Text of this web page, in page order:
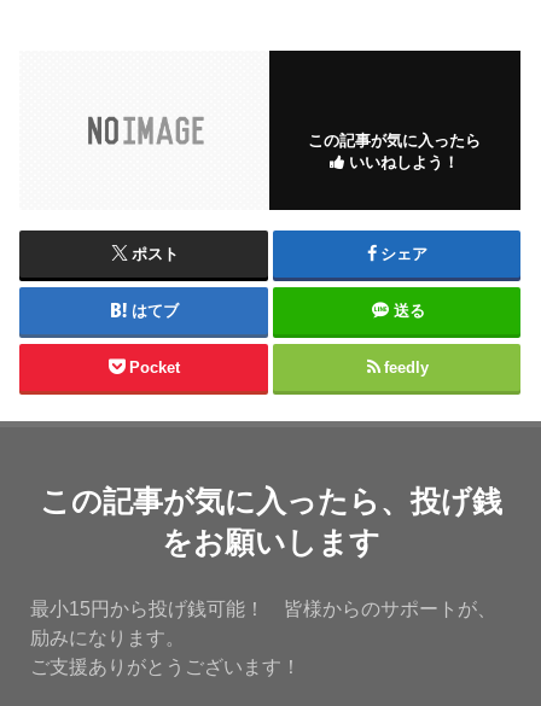
この記事が気に入ったら
いいねしよう！
ポスト シェア
はてブ 送る
Pocket feedly
この記事が気に入ったら、投げ銭
をお願いします
最小15円から投げ銭可能！ 皆様からのサポートが、
励みになります。
ご支援ありがとうございます！